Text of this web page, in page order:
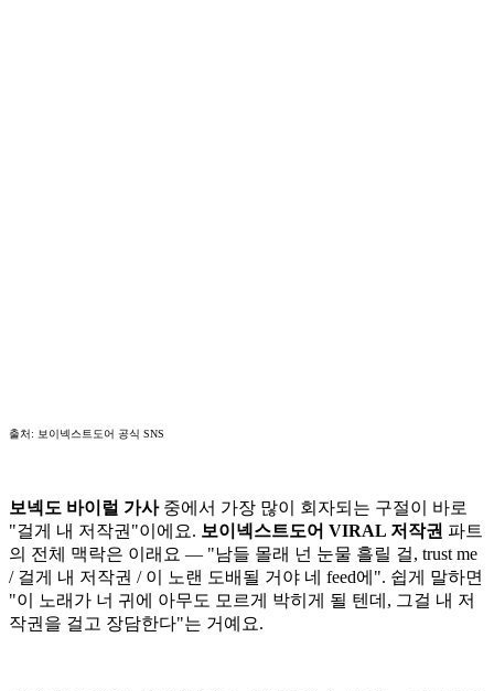
출처: 보이넥스트도어 공식 SNS
보넥도 바이럴 가사중에서 가장 많이 회자되는 구절이 바로
"걸게 내 저작권"이에요. 보이넥스트도어 VIRAL 저작권 파트
의 전체 맥락은 이래요 — "남들 몰래 넌 눈물 흘릴 걸, trust me
/ 걸게 내 저작권 / 이 노랜 도배될 거야 네 feed에". 쉽게 말하면
"이 노래가 너 귀에 아무도 모르게 박히게 될 텐데, 그걸 내 저
작권을 걸고 장담한다"는 거예요.